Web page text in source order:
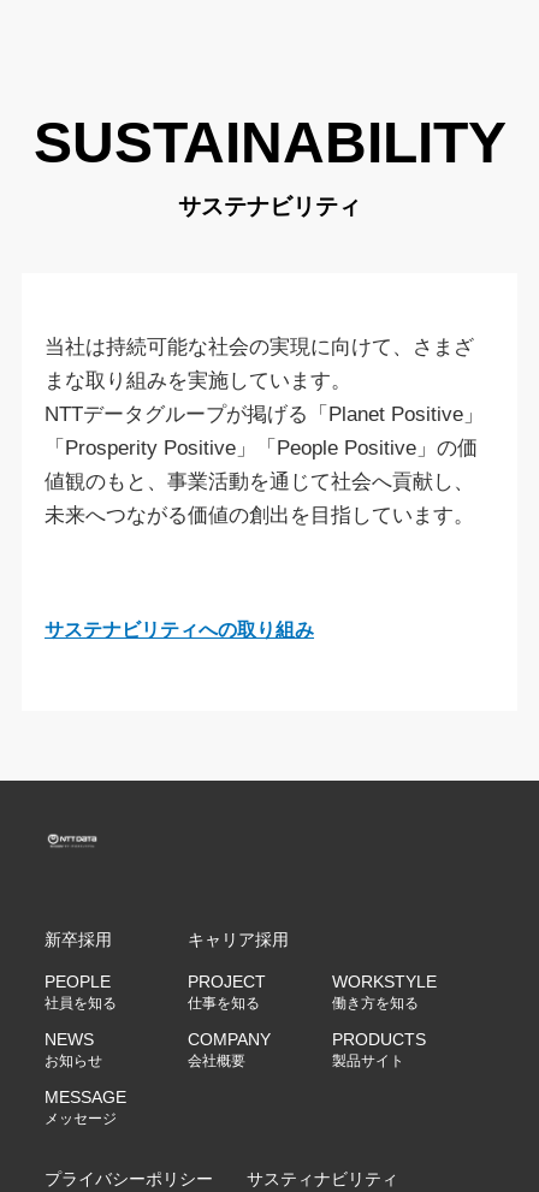
SUSTAINABILITY
サステナビリティ
当社は持続可能な社会の実現に向けて、さまざ
まな取り組みを実施しています。
NTTデータグループが掲げる「Planet Positive」
「Prosperity Positive」「People Positive」の価
値観のもと、事業活動を通じて社会へ貢献し、
未来へつながる価値の創出を目指しています。
サステナビリティへの取り組み
新卒採用 キャリア採用
PEOPLE
社員を知る
PROJECT
仕事を知る
WORKSTYLE
働き方を知る
NEWS
お知らせ
COMPANY
会社概要
PRODUCTS
製品サイト
MESSAGE
メッセージ
プライバシーポリシー サスティナビリティ